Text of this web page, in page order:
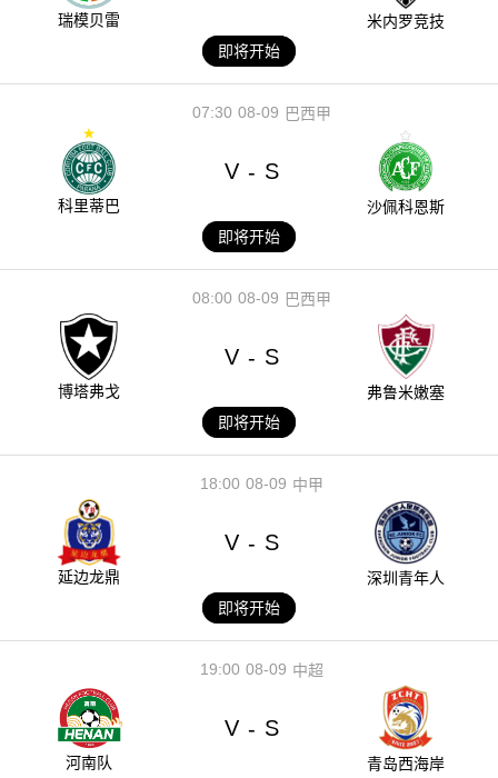
瑞模贝雷
米内罗竞技
即将开始
08-09
07:30 巴西甲
科里蒂巴
V - S
沙佩科恩斯
即将开始
08-09
08:00 巴西甲
博塔弗戈
V - S
弗鲁米嫩塞
即将开始
08-09
18:00 中甲
延边龙鼎
V - S
深圳青年人
即将开始
08-09
19:00 中超
河南队
V - S
青岛西海岸